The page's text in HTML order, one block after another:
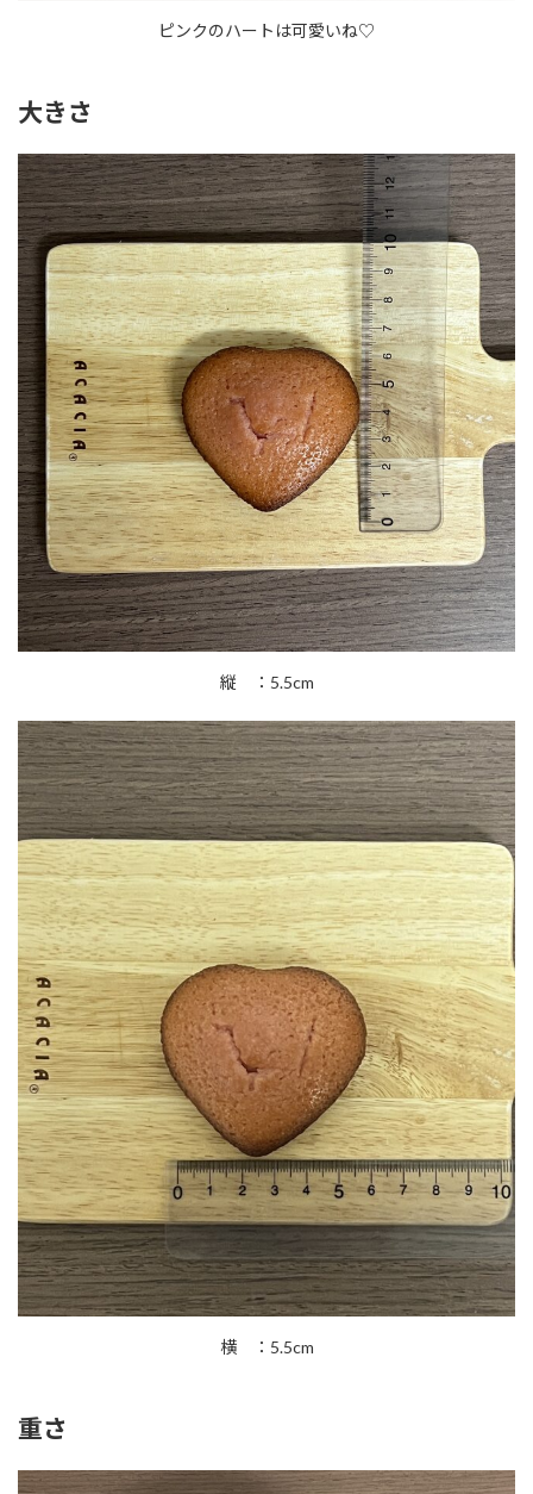
ピンクのハートは可愛いね♡
大きさ
縦 ：5.5cm
横 ：5.5cm
重さ